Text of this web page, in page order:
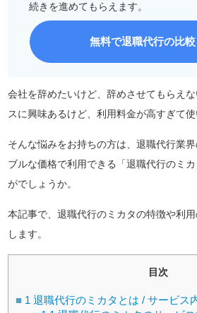
続きを進めてもらえます。
無料で退職代行の比
会社を辞めたいけど、辞めさせてもらえ
スに興味あるけど、利用料金が高すぎて
そんな悩みをお持ちの方は、退職代行業
ブルな価格で利用できる「退職代行のミ
がでしょうか。
本記事で、退職代行のミカタの特徴や利
します。
目次
1 退職代行のミカタとは / サービス